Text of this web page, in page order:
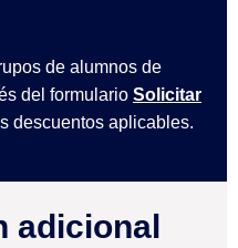
de alumnos de
del formulario Solicitar
descuentos aplicables.
adicional